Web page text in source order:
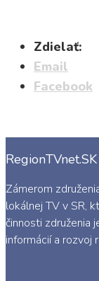
Zdielať:
Email
Facebook
RegionTVnet.SK
Zámerom
lokálnej TV v SR,
činnosti združenia
informácií a rozvoj